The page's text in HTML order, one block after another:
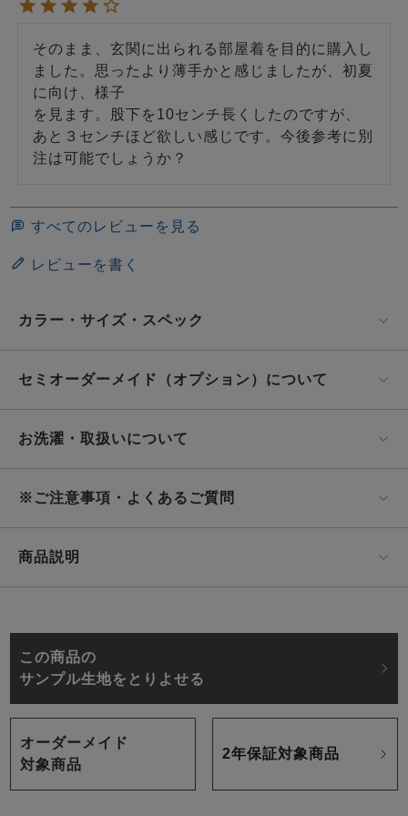
そのまま、玄関に出られる部屋着を目的に購入し
ました。思ったより薄手かと感じましたが、初夏
に向け、様子
を見ます。股下を10センチ長くしたのですが、
あと３センチほど欲しい感じです。今後参考に別
注は可能でしょうか？
すべてのレビューを見る
レビューを書く
カラー・サイズ・スペック
セミオーダーメイド（オプション）について
お洗濯・取扱いについて
※ご注意事項・よくあるご質問
商品説明
この商品の
サンプル生地をとりよせる
オーダーメイド
対象商品
2年保証対象商品